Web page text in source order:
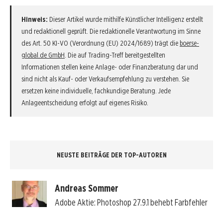
Hinweis: Dieser Artikel wurde mithilfe Künstlicher Intelligenz erstellt
und redaktionell geprüft. Die redaktionelle Verantwortung im Sinne
des Art. 50 KI-VO (Verordnung (EU) 2024/1689) trägt die boerse-
global.de GmbH . Die auf Trading-Treff bereitgestellten
Informationen stellen keine Anlage- oder Finanzberatung dar und
sind nicht als Kauf- oder Verkaufsempfehlung zu verstehen. Sie
ersetzen keine individuelle, fachkundige Beratung. Jede
Anlageentscheidung erfolgt auf eigenes Risiko.
NEUSTE BEITRÄGE DER TOP-AUTOREN
Andreas Sommer
Adobe Aktie: Photoshop 27.9.1 behebt Farbfehler